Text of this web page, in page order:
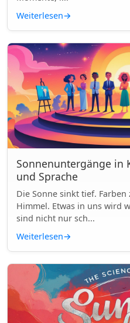
Weiterlesen→
Sonnenuntergänge in
und Sprache
Die Sonne sinkt tief.
Himmel. Etwas in uns wird
sind nicht nur sch...
Weiterlesen→